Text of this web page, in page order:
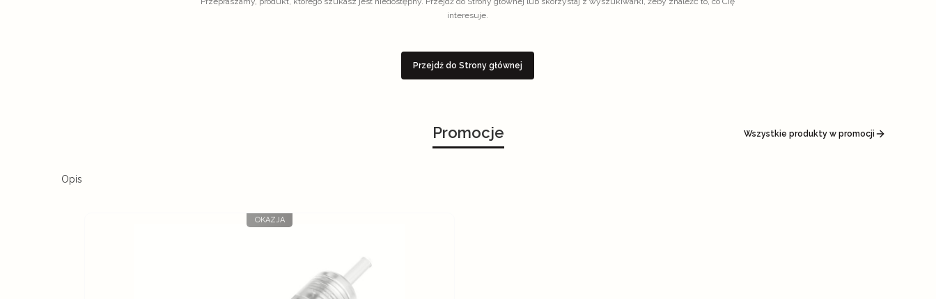
interesuje.
Przejdź do Strony głównej
Promocje Wszystkie produkty w promocji
Opis
OKAZJA